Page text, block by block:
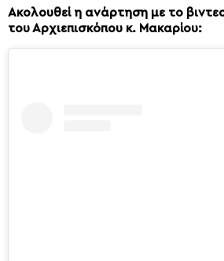
Ακολουθεί η ανάρτηση με το
του Αρχιεπισκόπου κ. Μακαρίου: